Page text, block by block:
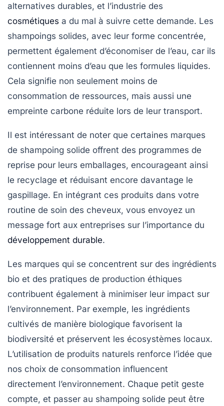
alternatives durables, et l’industrie des
cosmétiques a du mal à suivre cette demande. Les
shampoings solides, avec leur forme concentrée,
permettent également d’économiser de l’eau, car ils
contiennent moins d’eau que les formules liquides.
Cela signifie non seulement moins de
consommation de ressources, mais aussi une
empreinte carbone réduite lors de leur transport.
Il est intéressant de noter que certaines marques
de shampoing solide offrent des programmes de
reprise pour leurs emballages, encourageant ainsi
le recyclage et réduisant encore davantage le
gaspillage. En intégrant ces produits dans votre
routine de soin des cheveux, vous envoyez un
message fort aux entreprises sur l’importance du
développement durable.
Les marques qui se concentrent sur des ingrédients
bio et des pratiques de production éthiques
contribuent également à minimiser leur impact sur
l’environnement. Par exemple, les ingrédients
cultivés de manière biologique favorisent la
biodiversité et préservent les écosystèmes locaux.
L’utilisation de produits naturels renforce l’idée que
nos choix de consommation influencent
directement l’environnement. Chaque petit geste
compte, et passer au shampoing solide peut être